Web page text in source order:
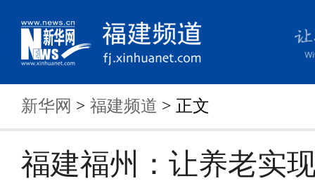
新华网 > 福建频道 > 正文
福建福州：让养老实